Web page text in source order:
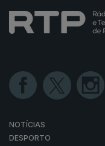
NOTÍCIAS
DESPORTO